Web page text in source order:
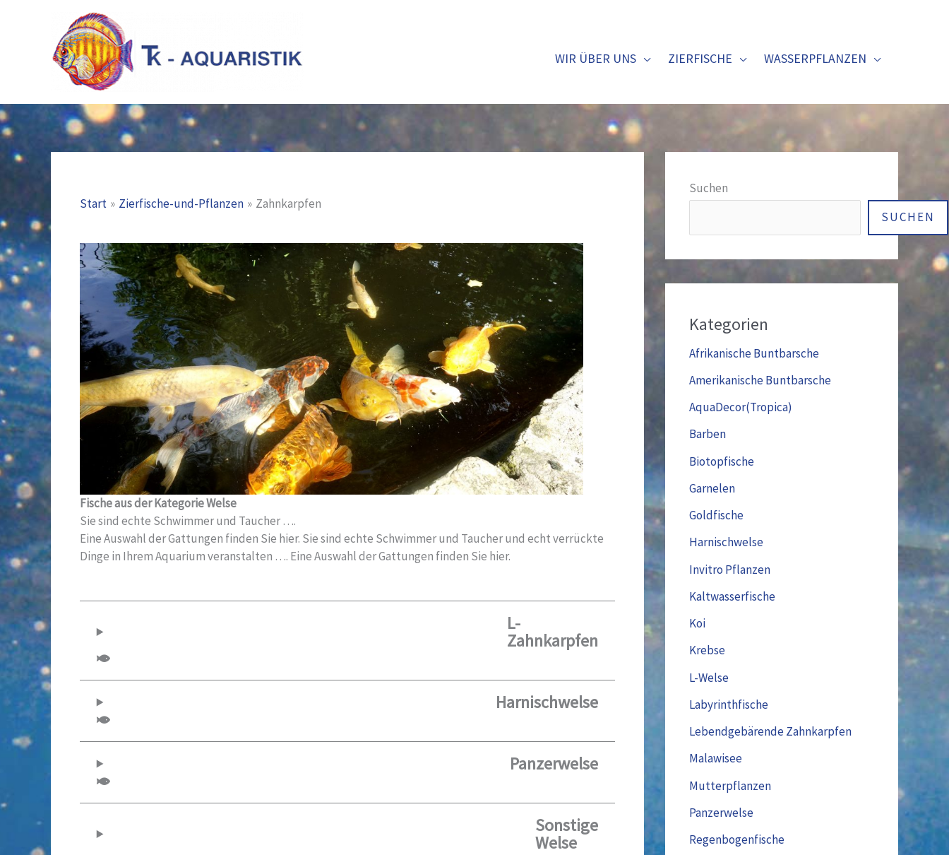
WIR ÜBER UNS ZIERFISCHE WASSERPFLANZEN
Start Zierfische-und-Pflanzen Zahnkarpfen
Fische aus der Kategorie Welse
Sie sind echte Schwimmer und Taucher ….
Eine Auswahl der Gattungen finden Sie hier. Sie sind echte Schwimmer und Taucher und echt verrückte
Dinge in Ihrem Aquarium veranstalten …. Eine Auswahl der Gattungen finden Sie hier.
L-
Zahnkarpfen
Harnischwelse
Panzerwelse
Sonstige
Welse
Suchen
SUCHEN
Kategorien
Afrikanische Buntbarsche
Amerikanische Buntbarsche
AquaDecor(Tropica)
Barben
Biotopfische
Garnelen
Goldfische
Harnischwelse
Invitro Pflanzen
Kaltwasserfische
Koi
Krebse
L-Welse
Labyrinthfische
Lebendgebärende Zahnkarpfen
Malawisee
Mutterpflanzen
Panzerwelse
Regenbogenfische